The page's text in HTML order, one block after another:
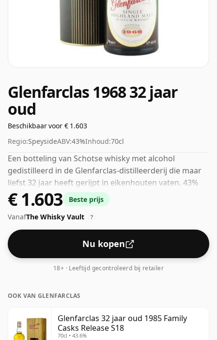
Glenfarclas 1968 32 jaar
oud
Beschikbaar voor € 1.603
Regio:SpeysideABV:43%Inhoud:70cl
Een botteling van Schotse whisky met alcohol
gedistilleerd in de Glenfarclas-distilleerderij die maar
liefst 32 jaar heeft gerijpt in eikenhouten vaten. 43%
wordt door velen beschouwd als een goed ABV voor
het ervaren van het 'mondgevoel' en de volle smaak
van whisky.
€ 1.603
Beste prijs
VanafThe Whisky Vault ?
Nu kopen
18+ · Leeftijd gecontroleerd bij retailer
OOK VAN GLENFARCLAS
Glenfarclas 32 jaar oud 1985 Family
Casks Release S18
70cl • 43.6%